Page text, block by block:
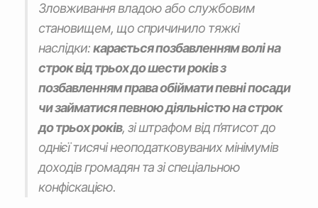
Зловживання владою або службовим
становищем, що спричинило тяжкі
наслідки:карається позбавленням волі на
строк від трьох до шести років з
позбавленням права обіймати певні посади
чи займатися певною діяльністю на строк
до трьох років, зі штрафом від п’ятисот до
однієї тисячі неоподатковуваних мінімумів
доходів громадян та зі спеціальною
конфіскацією.